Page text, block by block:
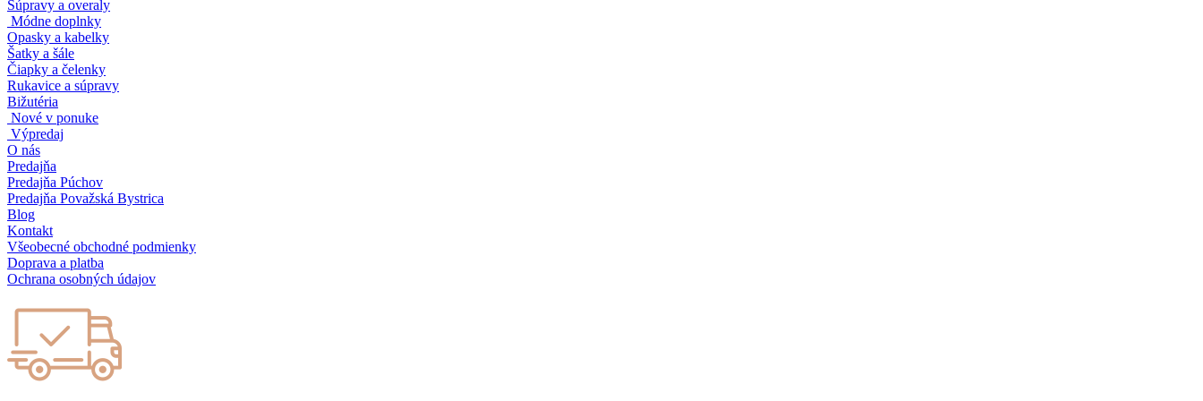
Súpravy a overaly
Módne doplnky
Opasky a kabelky
Šatky a šále
Čiapky a čelenky
Rukavice a súpravy
Bižutéria
Nové v ponuke
Výpredaj
O nás
Predajňa
Predajňa Púchov
Predajňa Považská Bystrica
Blog
Kontakt
Všeobecné obchodné podmienky
Doprava a platba
Ochrana osobných údajov